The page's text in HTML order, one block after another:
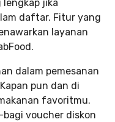
lengkap jika
daftar. Fitur yang
layanan
dalam pemesanan
pun dan di
favoritmu.
bagi voucher diskon